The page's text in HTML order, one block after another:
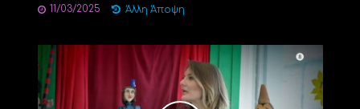
11/03/2025 Άλλη Άποψη